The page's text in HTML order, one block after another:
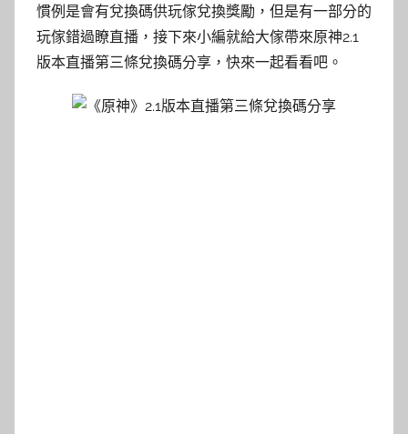
慣例是會有兌換碼供玩傢兌換獎勵，但是有一部分的
玩傢錯過瞭直播，接下來小編就給大傢帶來原神2.1
版本直播第三條兌換碼分享，快來一起看看吧。